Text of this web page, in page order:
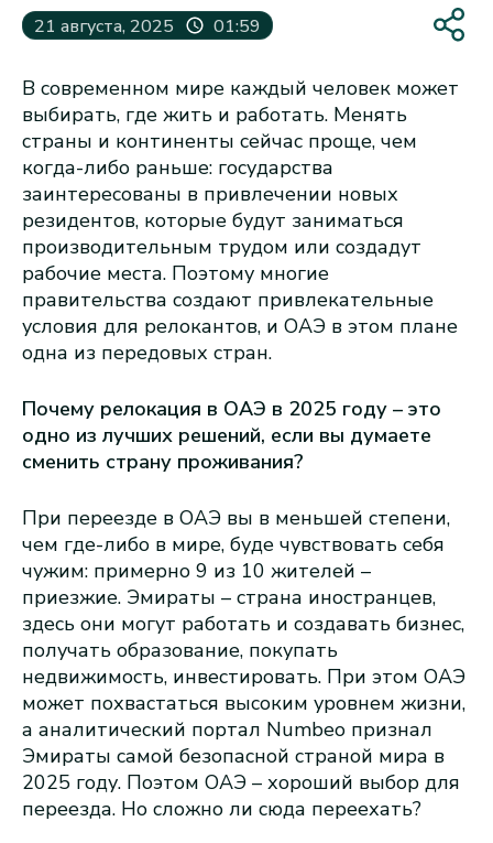
21 августа, 2025 01:59
В современном мире каждый человек может
выбирать, где жить и работать. Менять
страны и континенты сейчас проще, чем
когда-либо раньше: государства
заинтересованы в привлечении новых
резидентов, которые будут заниматься
производительным трудом или создадут
рабочие места. Поэтому многие
правительства создают привлекательные
условия для релокантов, и ОАЭ в этом плане
одна из передовых стран.
Почему релокация в ОАЭ в 2025 году – это
одно из лучших решений, если вы думаете
сменить страну проживания?
При переезде в ОАЭ вы в меньшей степени,
чем где-либо в мире, буде чувствовать себя
чужим: примерно 9 из 10 жителей –
приезжие. Эмираты – страна иностранцев,
здесь они могут работать и создавать бизнес,
получать образование, покупать
недвижимость, инвестировать. При этом ОАЭ
может похвастаться высоким уровнем жизни,
а аналитический портал Numbeo признал
Эмираты самой безопасной страной мира в
2025 году. Поэтом ОАЭ – хороший выбор для
переезда. Но сложно ли сюда переехать?